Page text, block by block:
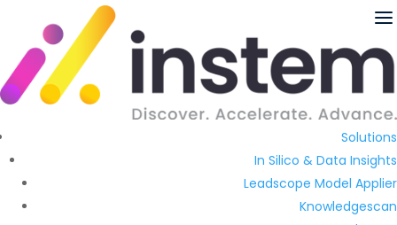
Solutions
In Silico & Data Insights
Leadscope Model Applier
Knowledgescan